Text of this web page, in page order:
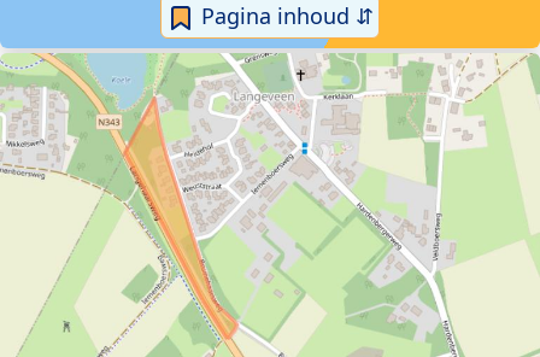
Pagina inhoud ⇵